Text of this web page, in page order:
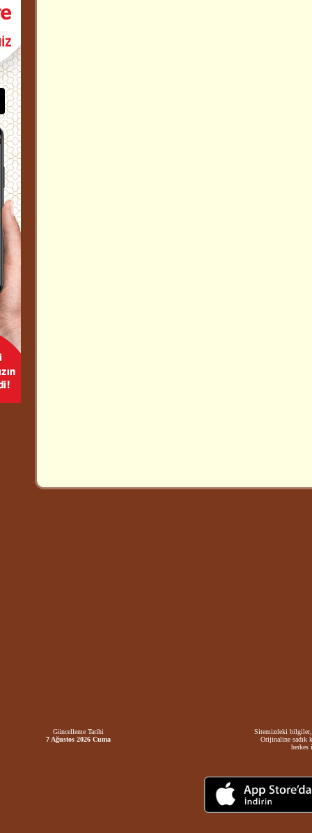
Güncelleme Tarihi
7 Ağustos 2026 Cuma
Sitemizdeki bilgiler,
Orijinaline sadık
herkes